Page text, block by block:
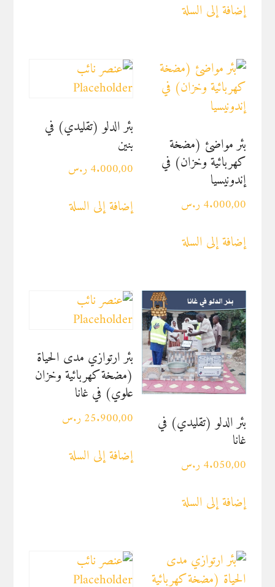
إضافة إلى السلة
بئر مواضئ (مضخة
كهربائية وخزان) في
إندونيسيا
4.000,00ر.س
إضافة إلى السلة
بئر الدلو (تقليدي) في
بنين
4.000,00ر.س
إضافة إلى السلة
بئر الدلو (تقليدي) في
غانا
4.050,00ر.س
إضافة إلى السلة
بئر ارتوازي مدى الحياة
(مضخة كهربائية وخزان
علوي) في غانا
25.900,00ر.س
إضافة إلى السلة